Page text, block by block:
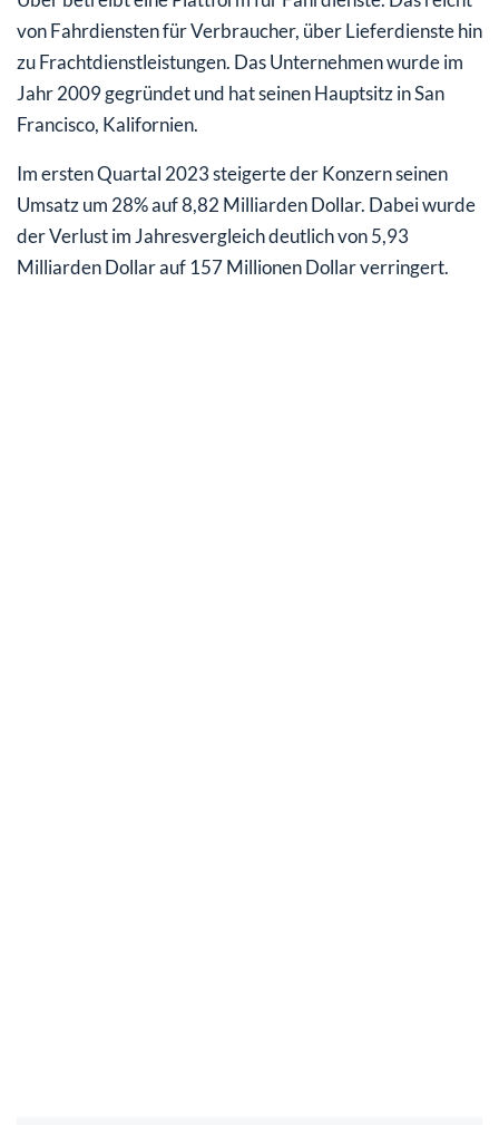
von Fahrdiensten für Verbraucher, über Lieferdienste hin
zu Frachtdienstleistungen. Das Unternehmen wurde im
Jahr 2009 gegründet und hat seinen Hauptsitz in San
Francisco, Kalifornien.
Im ersten Quartal 2023 steigerte der Konzern seinen
Umsatz um 28% auf 8,82 Milliarden Dollar. Dabei wurde
der Verlust im Jahresvergleich deutlich von 5,93
Milliarden Dollar auf 157 Millionen Dollar verringert.